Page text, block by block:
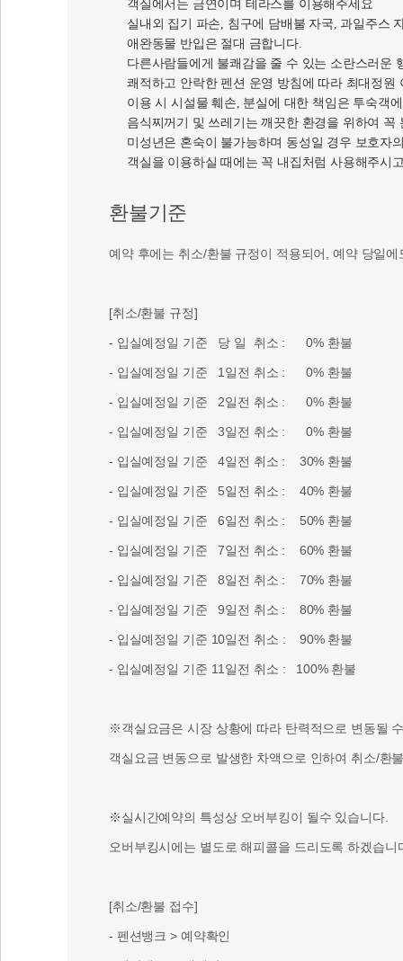
객실에서는 금연이며 테라스를 이용해주세요
실내외 집기 파손, 침구에 담배불 자국, 과일주스
애완동물 반입은 절대 금합니다.
다른사람들에게 불쾌감을 줄 수 있는 소란스러운
쾌적하고 안락한 펜션 운영 방침에 따라 최대정원
이용 시 시설물 훼손, 분실에 대한 책임은 투숙객
음식찌꺼기 및 쓰레기는 깨끗한 환경을 위하여 꼭
미성년은 혼숙이 불가능하며 동성일 경우 보호자
객실을 이용하실 때에는 꼭 내집처럼 사용해주시
환불기준
예약 후에는 취소/환불 규정이 적용되어, 예약 당일
[취소/환불 규정]
- 입실예정일 기준 당 일 취소 : 0% 환불
- 입실예정일 기준 1일전 취소 : 0% 환불
- 입실예정일 기준 2일전 취소 : 0% 환불
- 입실예정일 기준 3일전 취소 : 0% 환불
- 입실예정일 기준 4일전 취소 : 30% 환불
- 입실예정일 기준 5일전 취소 : 40% 환불
- 입실예정일 기준 6일전 취소 : 50% 환불
- 입실예정일 기준 7일전 취소 : 60% 환불
- 입실예정일 기준 8일전 취소 : 70% 환불
- 입실예정일 기준 9일전 취소 : 80% 환불
- 입실예정일 기준 10일전 취소 : 90% 환불
- 입실예정일 기준 11일전 취소 : 100% 환불
※객실요금은 시장 상황에 따라 탄력적으로 변동될
객실요금 변동으로 발생한 차액으로 인하여 취소/환
※실시간예약의 특성상 오버부킹이 될수 있습니다.
오버부킹시에는 별도로 해피콜을 드리도록 하겠습니
[취소/환불 접수]
- 펜션뱅크 > 예약확인